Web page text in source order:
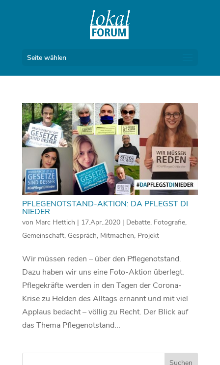
Seite wählen
PFLEGENOTSTAND-AKTION: DA PFLEGST DI
NIEDER
von Marc Hettich | 17.Apr..2020| Debatte, Fotografie,
Gemeinschaft, Gespräch, Mitmachen, Projekt
Wir müssen reden – über den Pflegenotstand.
Dazu haben wir uns eine Foto-Aktion überlegt.
Pflegekräfte werden in den Tagen der Corona-
Krise zu Helden des Alltags ernannt und mit viel
Applaus bedacht – völlig zu Recht. Der Blick auf
das Thema Pflegenotstand...